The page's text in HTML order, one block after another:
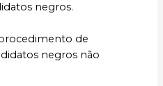
negros.
de
negros não